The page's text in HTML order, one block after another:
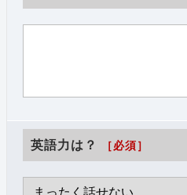
英語力は？ ［必須］